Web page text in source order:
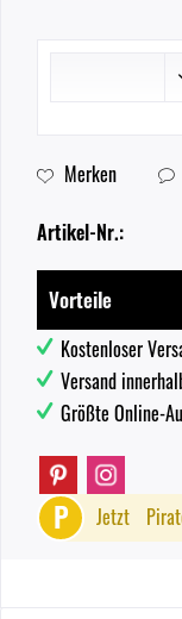
Merken
Artikel-Nr.:
Vorteile
Kostenloser
Versand
Größte Online-
P Jetzt